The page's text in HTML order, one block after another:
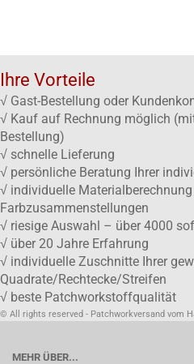
Ihre Vorteile
√ Gast-Bestellung oder
√ Kauf auf Rechnung möglich
Bestellung)
√ schnelle Lieferung
√ persönliche Beratung Ihrer
√ individuelle
Farbzusammenstellungen
√ riesige Auswahl – über 4000
√ über 20 Jahre Erfahrung
√ individuelle Zuschnitte Ihrer
Quadrate/Rechtecke/Streifen
√ beste Patchworkstoffqualität
© All rights reserved - Patchworkversand vom
MEHR ÜBER...